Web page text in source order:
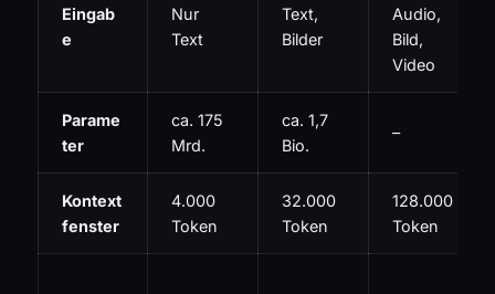
Eingab
e
Nur
Text
Text,
Bilder
Audio,
Bild,
Video
Parame
ter
ca. 175
Mrd.
ca. 1,7
Bio.
–
Kontext
fenster
4.000
Token
32.000
Token
128.000
Token